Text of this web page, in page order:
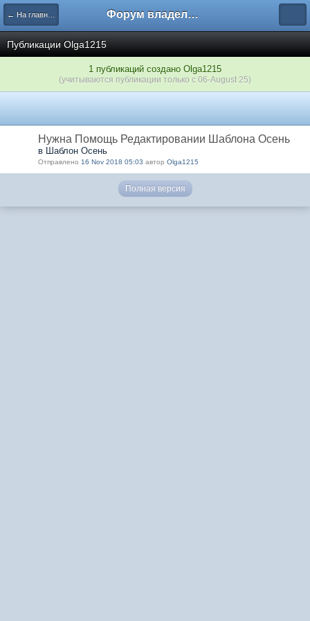
← На главную Форум владельцев интернет-магазинов
Публикации Olga1215
1 публикаций создано Olga1215
(учитываются публикации только с 06-August 25)
Нужна Помощь Редактировании Шаблона Осень
в Шаблон Осень
Отправлено 16 Nov 2018 05:03 автор Olga1215
Полная версия